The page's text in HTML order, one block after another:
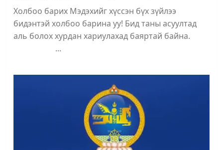
Холбоо барих Мэдэхийг хүссэн бүх зүйлээ
бидэнтэй холбоо барина уу! Бид таны асуултад
аль болох хурдан хариулахад баяртай байна.
...